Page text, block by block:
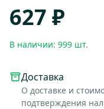
627 ₽
В наличии: 999 шт.
Доставка
О доставке и
подтверждения